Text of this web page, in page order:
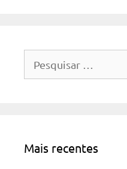
por:
Mais recentes